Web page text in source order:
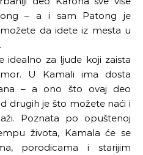
– a i sam Patong je
da idete iz mesta u
idealno za ljude koji zaista
U Kamali ima dosta
–a ono što ovaj deo
drugih je što možete naći i
Poznata po opuštenoj
života, Kamala će se
porodicama i starijim